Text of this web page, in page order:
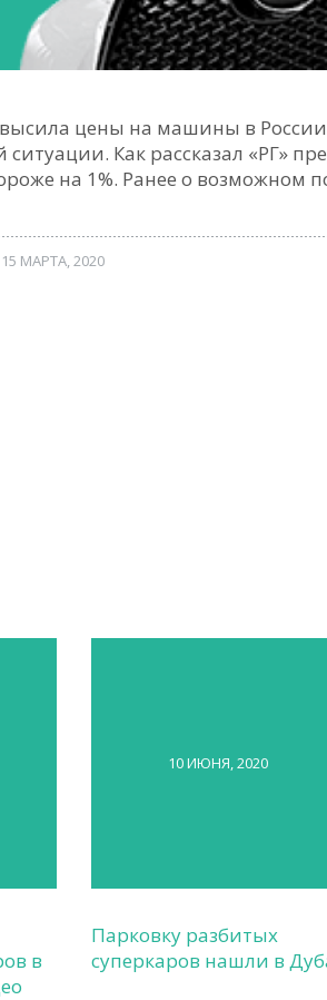
цены на машины в
Как рассказал «РГ»
на 1%. Ранее о возможном
15 МАРТА, 2020
в
10 ИЮНЯ, 2020
Парковку разбитых
суперкаров нашли в